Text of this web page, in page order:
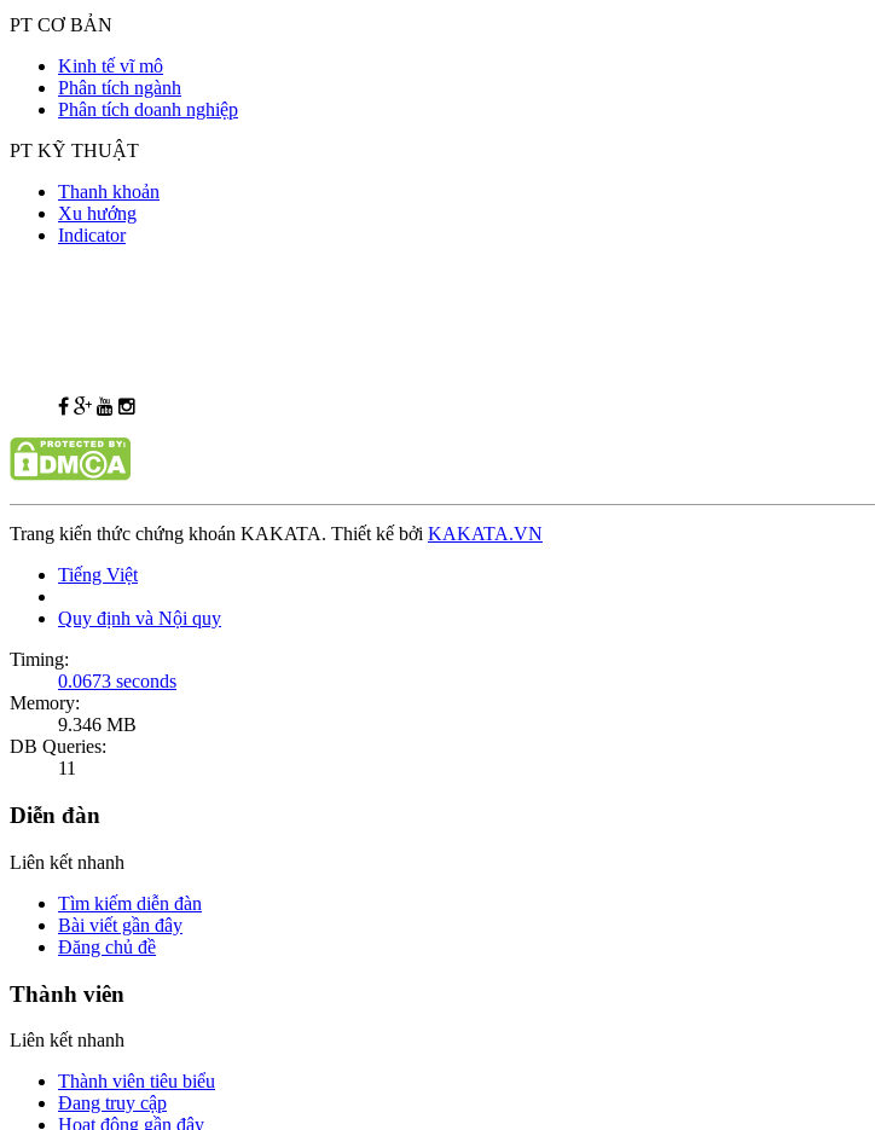
PT CƠ BẢN
Kinh tế vĩ mô
Phân tích ngành
Phân tích doanh nghiệp
PT KỸ THUẬT
Thanh khoản
Xu hướng
Indicator
Trang kiến thức chứng khoán KAKATA. Thiết kế bởi KAKATA.VN
Tiếng Việt
Quy định và Nội quy
Timing:
0.0673 seconds
Memory:
9.346 MB
DB Queries:
11
Diễn đàn
Liên kết nhanh
Tìm kiếm diễn đàn
Bài viết gần đây
Đăng chủ đề
Thành viên
Liên kết nhanh
Thành viên tiêu biểu
Đang truy cập
Hoạt động gần đây